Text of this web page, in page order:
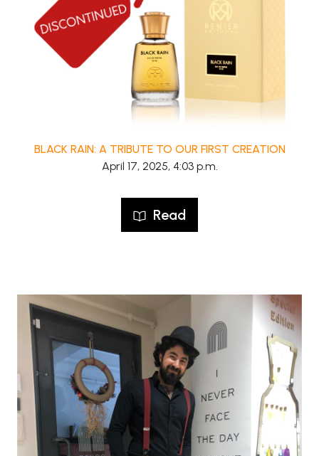
BLACK RAIN: A TRIBUTE TO OUR FIRST CREATION
April 17, 2025, 4:03 p.m.
Read